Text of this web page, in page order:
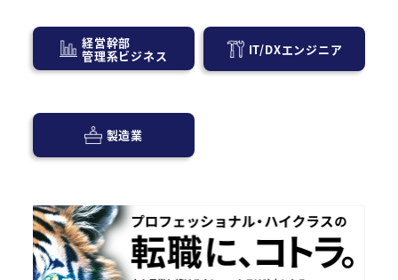
経営幹部
管理系ビジネス IT/DXエンジニア
製造業